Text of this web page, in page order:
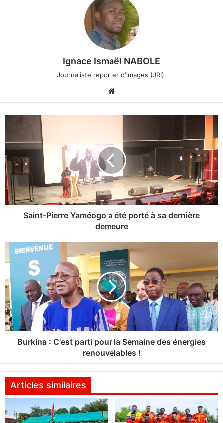
Ignace Ismaël NABOLE
Journaliste reporter d'images (JRI).
bsi
te
i
n
t
-
P
i
e
m
é
o
g
o
a
é
o
à
Saint-Pierre Yaméogo a été porté à sa dernière
demeure
k
i
n
a
:
C
s
t
a
t
Burkina : C'est parti pour la Semaine des énergies
renouvelables !
Articles similaires